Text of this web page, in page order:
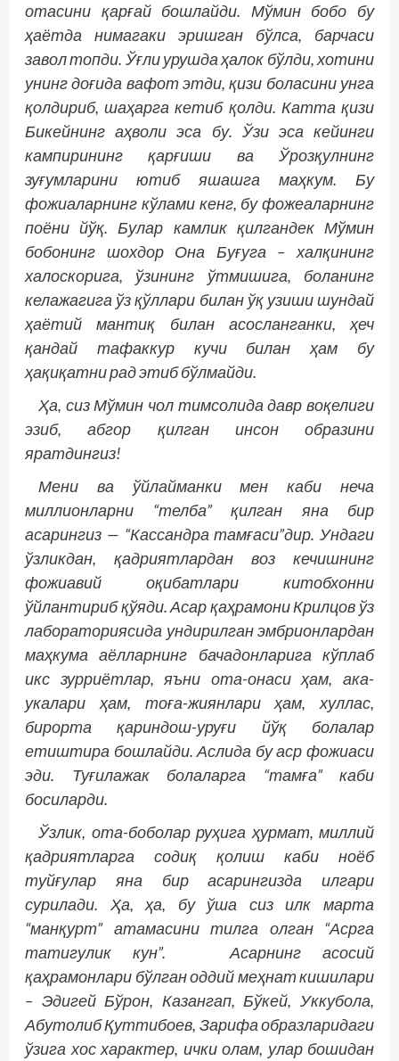
отасини қарғай бошлайди. Мўмин бобо бу
ҳаётда нимагаки эришган бўлса, барчаси
завол топди. Ўғли урушда ҳалок бўлди, хотини
унинг доғида вафот этди, қизи боласини унга
қолдириб, шаҳарга кетиб қолди. Катта қизи
Бикейнинг аҳволи эса бу. Ўзи эса кейинги
кампирининг қарғиши ва Ўрозқулнинг
зуғумларини ютиб яшашга маҳкум. Бу
фожиаларнинг кўлами кенг, бу фожеаларнинг
поёни йўқ. Булар камлик қилгандек Мўмин
бобонинг шохдор Она Буғуга – халқининг
халоскорига, ўзининг ўтмишига, боланинг
келажагига ўз қўллари билан ўқ узиши шундай
ҳаётий мантиқ билан асосланганки, ҳеч
қандай тафаккур кучи билан ҳам бу
ҳақиқатни рад этиб бўлмайди.
Ҳа, сиз Мўмин чол тимсолида давр воқелиги
эзиб, абгор қилган инсон образини
яратдингиз!
Мени ва ўйлайманки мен каби неча
миллионларни “телба” қилган яна бир
асарингиз — “Кассандра тамғаси”дир. Ундаги
ўзликдан, қадриятлардан воз кечишнинг
фожиавий оқибатлари китобхонни
ўйлантириб қўяди. Асар қаҳрамони Крилцов ўз
лабораториясида ундирилган эмбрионлардан
маҳкума аёлларнинг бачадонларига кўп­лаб
икс зурриётлар, яъни ота-онаси ҳам, ака-
укалари ҳам, тоға-жиянлари ҳам, хуллас,
бирорта қариндош-уруғи йўқ болалар
етиштира бошлайди. Аслида бу аср фожиаси
эди. Туғилажак болаларга “тамға” каби
босиларди.
Ўзлик, ота-боболар руҳига ҳурмат, миллий
қадриятларга содиқ қолиш каби ноёб
туйғулар яна бир асарингизда илгари
сурилади. Ҳа, ҳа, бу ўша сиз илк марта
“манқурт” атамасини тилга олган “Асрга
татигулик кун”. Асарнинг асосий
қаҳрамонлари бўлган оддий меҳнат кишилари
– Эдигей Бўрон, Казангап, ‎Бўкей, Уккубола,
Абутолиб Қуттибоев, Зарифа образларидаги
ўзига хос характер, ички ‎олам, улар бошидан